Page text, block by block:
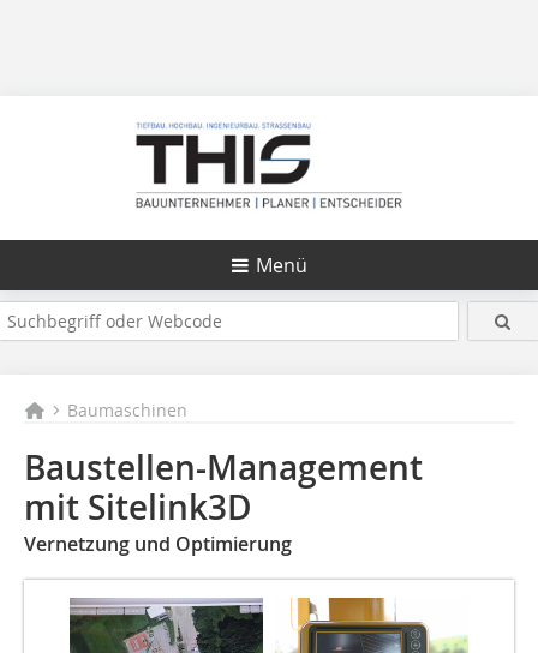
Menü
Baumaschinen
Baustellen-Management
mit Sitelink3D
Vernetzung und Optimierung